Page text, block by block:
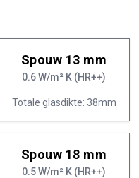
Spouw 13 mm
0.6 W/m² K (HR++)
Totale glasdikte: 38mm
Spouw 18 mm
0.5 W/m² K (HR++)